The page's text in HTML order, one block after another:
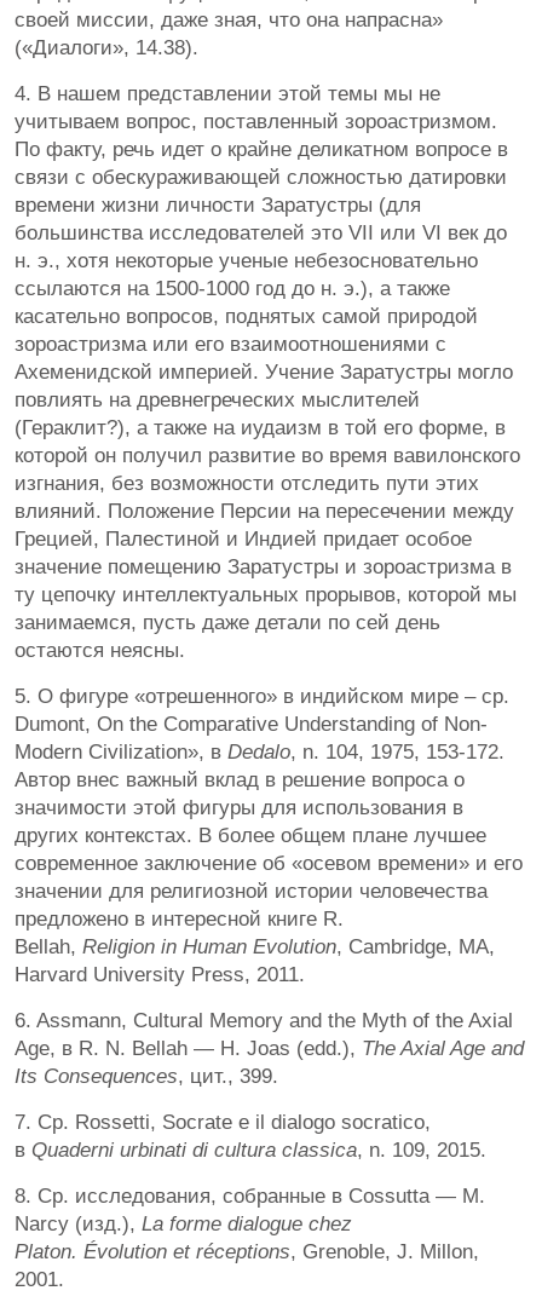
своей миссии, даже зная, что она напрасна»
(«Диалоги», 14.38).
4. В нашем представлении этой темы мы не
учитываем вопрос, поставленный зороастризмом.
По факту, речь идет о крайне деликатном вопросе в
связи с обескураживающей сложностью датировки
времени жизни личности Заратустры (для
большинства исследователей это VII или VI век до
н. э., хотя некоторые ученые небезосновательно
ссылаются на 1500-1000 год до н. э.), а также
касательно вопросов, поднятых самой природой
зороастризма или его взаимоотношениями с
Ахеменидской империей. Учение Заратустры могло
повлиять на древнегреческих мыслителей
(Гераклит?), а также на иудаизм в той его форме, в
которой он получил развитие во время вавилонского
изгнания, без возможности отследить пути этих
влияний. Положение Персии на пересечении между
Грецией, Палестиной и Индией придает особое
значение помещению Заратустры и зороастризма в
ту цепочку интеллектуальных прорывов, которой мы
занимаемся, пусть даже детали по сей день
остаются неясны.
5. О фигуре «отрешенного» в индийском мире – ср.
Dumont, On the Comparative Understanding of Non-
Modern Civilization», в Dedalo, n. 104, 1975, 153-172.
Автор внес важный вклад в решение вопроса о
значимости этой фигуры для использования в
других контекстах. В более общем плане лучшее
современное заключение об «осевом времени» и его
значении для религиозной истории человечества
предложено в интересной книге R.
Bellah, Religion in Human Evolution, Cambridge, MA,
Harvard University Press, 2011.
6. Assmann, Cultural Memory and the Myth of the Axial
Age, в R. N. Bellah — H. Joas (edd.), The Axial Age and
Its Consequences, цит., 399.
7. Ср. Rossetti, Socrate e il dialogo socratico,
в Quaderni urbinati di cultura classica, n. 109, 2015.
8. Cр. исследования, собранные в Cossutta — M.
Narcy (изд.), La forme dialogue chez
Platon. Évolution et réceptions, Grenoble, J. Millon,
2001.